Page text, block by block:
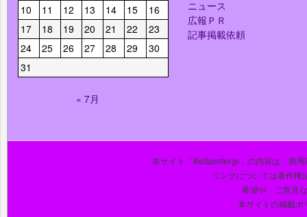
10
11 12 13 14 15
16
17
18 19 20 21 22
23
24
25 26 27 28 29
30
31
« 7月
ニュース
広報ＰＲ
記事掲載依頼
本サイト「BeSporter.jp」の内容は、商
リンクについては著作権
希望や、ご意見
本サイトの掲載ポ